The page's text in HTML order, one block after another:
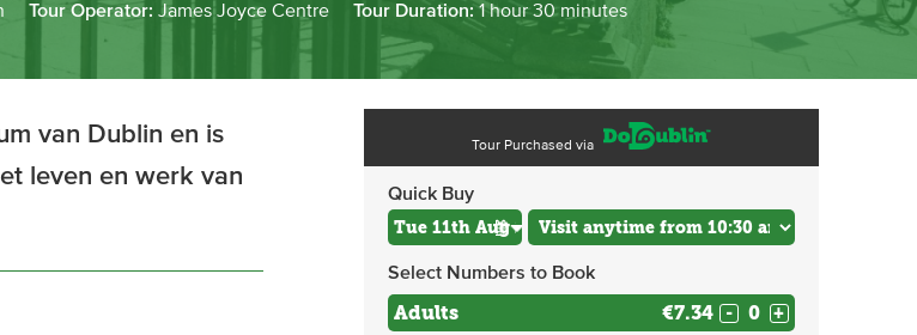
Tour Operator: James Joyce Centre Tour Duration: 1 hour 30 minutes
van Dublin en is
leven en werk van
Tour Purchased via
Quick Buy
Select Numbers to Book
Adults €7.34 - +